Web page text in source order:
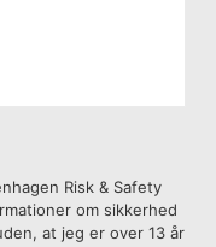
Risk & Safety
om sikkerhed
at jeg er over 13 år